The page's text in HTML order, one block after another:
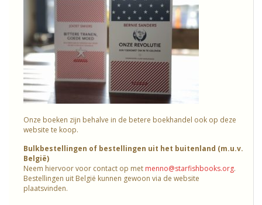
Onze boeken zijn behalve in de betere boekhandel ook op deze
website te koop.
Bulkbestellingen of bestellingen uit het buitenland (m.u.v.
België)
Neem hiervoor voor contact op met menno@starfishbooks.org.
Bestellingen uit België kunnen gewoon via de website
plaatsvinden.